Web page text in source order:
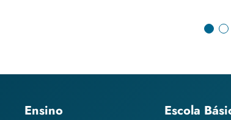
Ensino Escola